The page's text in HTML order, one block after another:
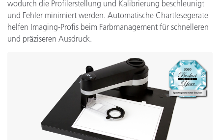
wodurch die Profilerstellung und Kalibrierung beschleunigt
und Fehler minimiert werden. Automatische Chartlesegeräte
helfen Imaging-Profis beim Farbmanagement für schnelleren
und präziseren Ausdruck.